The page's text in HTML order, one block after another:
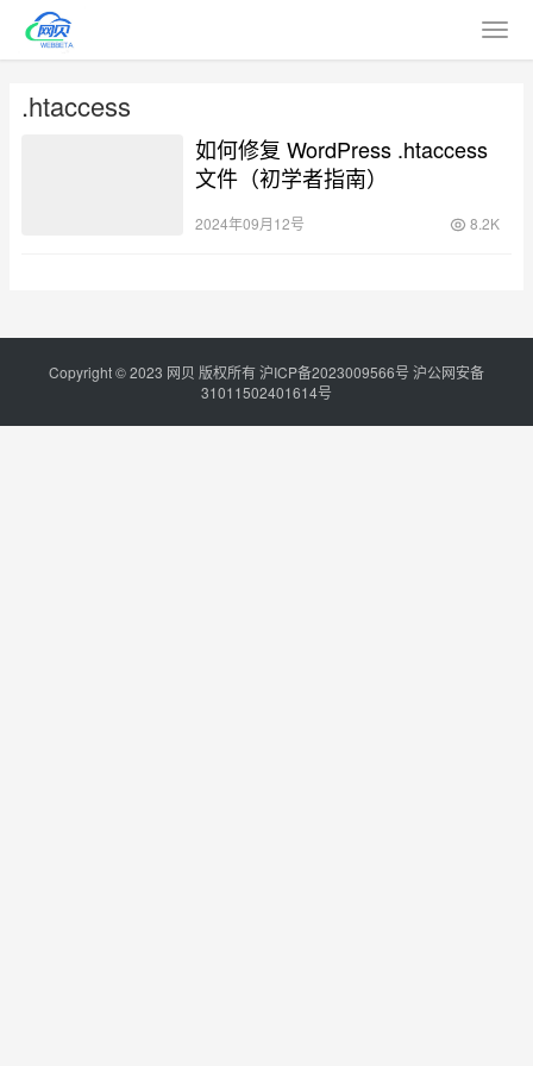
.htaccess
如何修复 WordPress .htaccess
文件（初学者指南）
2024年09月12号 8.2K
Copyright © 2023 网贝 版权所有沪ICP备2023009566号 沪公网安备
31011502401614号